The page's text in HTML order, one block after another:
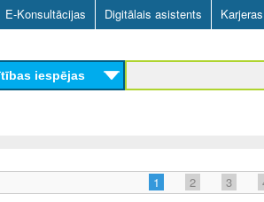
Skip
to
main
content
E-Konsultācijas Digitālais asistents
iespējas
1 2 3